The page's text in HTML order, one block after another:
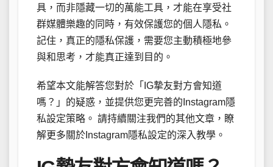
具，而非隱藏一切的萬能工具，才能在享受社
群媒體樂趣的同時，有效保護您的個人隱私。
記住，真正的隱私保護，需要您主動積極地參
與和思考，才能真正達到目的。
希望本文能解答您對於「IG摯友對方會知道
嗎？」的疑惑，並提供您更完善的Instagram隱
私設定策略。 請持續關注我們的其他文章，瞭
解更多關於Instagram隱私設定的深入教學。